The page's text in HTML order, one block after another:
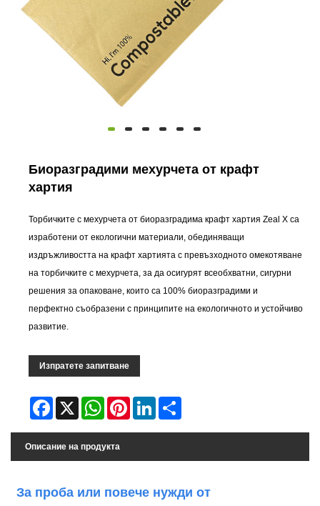
Биоразградими мехурчета от крафт
хартия
Торбичките с мехурчета от биоразградима крафт хартия Zeal X са
изработени от екологични материали, обединяващи
издръжливостта на крафт хартията с превъзходното омекотяване
на торбичките с мехурчета, за да осигурят всеобхватни, сигурни
решения за опаковане, които са 100% биоразградими и
перфектно съобразени с принципите на екологичното и устойчиво
развитие.
Изпратете запитване
Facebook
X WhatsAppPinterestLinkedIn
Описание на продукта
За проба или повече нужди от